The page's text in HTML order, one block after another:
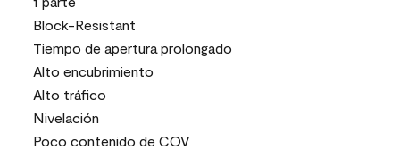
Block-Resistant
Tiempo de apertura prolongado
Alto encubrimiento
Alto tráfico
Nivelación
Poco contenido de COV